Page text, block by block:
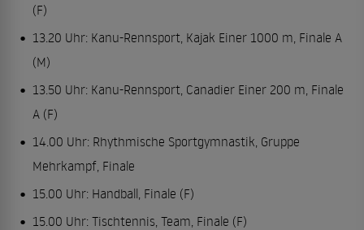
(F)
13.20 Uhr: Kanu-Rennsport, Kajak Einer 1000 m, Finale A
(M)
13.50 Uhr: Kanu-Rennsport, Canadier Einer 200 m, Finale
A (F)
14.00 Uhr: Rhythmische Sportgymnastik, Gruppe
Mehrkampf, Finale
15.00 Uhr: Handball, Finale (F)
15.00 Uhr: Tischtennis, Team, Finale (F)